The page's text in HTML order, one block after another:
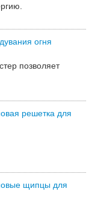
огня
позволяет
решетка для
щипцы для